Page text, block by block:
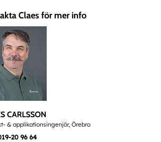
Claes för mer info
CARLSSON
& applikationsingenjör, Örebro
20 96 64